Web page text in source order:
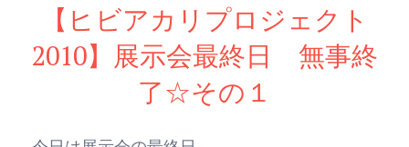
【ヒビアカリプロジェクト
2010】展示会最終日 無事終
了☆その１